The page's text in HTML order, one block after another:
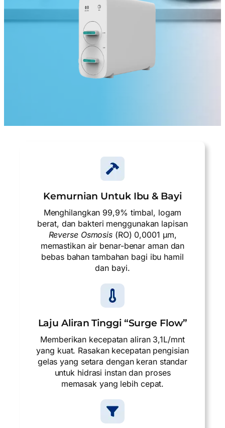
Kemurnian Untuk Ibu & Bayi
Menghilangkan 99,9% timbal, logam
berat, dan bakteri menggunakan lapisan
Reverse Osmosis (RO) 0,0001 µm,
memastikan air benar-benar aman dan
bebas bahan tambahan bagi ibu hamil
dan bayi.
Laju Aliran Tinggi “Surge Flow”
Memberikan kecepatan aliran 3,1L/mnt
yang kuat. Rasakan kecepatan pengisian
gelas yang setara dengan keran standar
untuk hidrasi instan dan proses
memasak yang lebih cepat.